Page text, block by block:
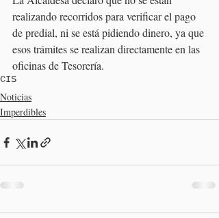
realizando recorridos para verificar el pago
de predial, ni se está pidiendo dinero, ya que
esos trámites se realizan directamente en las
oficinas de Tesorería.
CIS
Noticias
Imperdibles